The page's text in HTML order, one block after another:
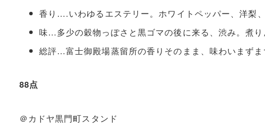
香り….いわゆるエステリー。ホワイトペッパー、洋梨
味…多少の穀物っぽさと黒ゴマの後に来る、渋み。煮
総評…富士御殿場蒸留所の香りそのまま、味わいまず
88点
＠カドヤ黒門町スタンド